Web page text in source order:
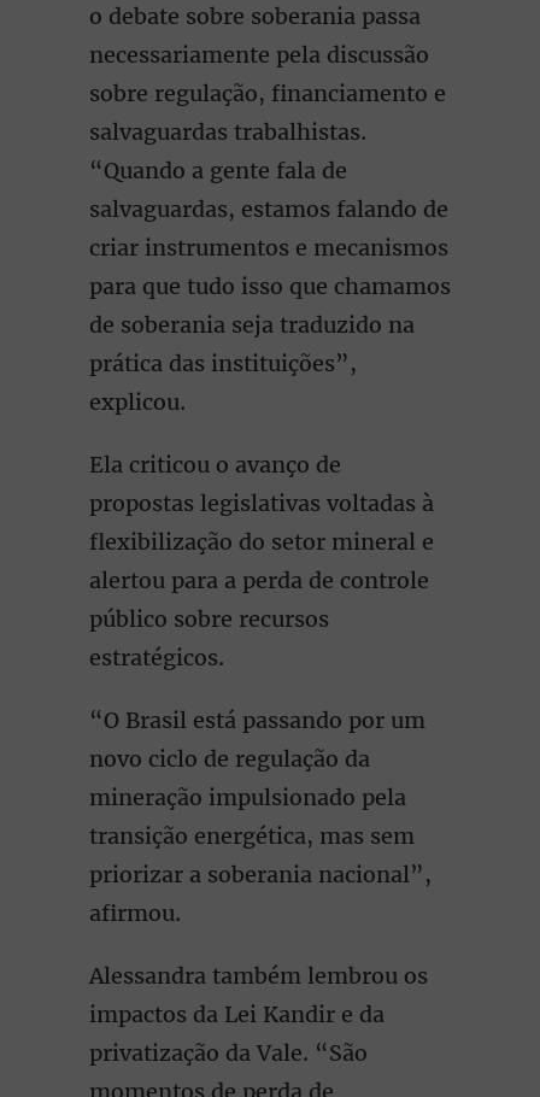
o debate sobre soberania passa
necessariamente pela discussão
sobre regulação, financiamento e
salvaguardas trabalhistas.
“Quando a gente fala de
salvaguardas, estamos falando de
criar instrumentos e mecanismos
para que tudo isso que chamamos
de soberania seja traduzido na
prática das instituições”,
explicou.
Ela criticou o avanço de
propostas legislativas voltadas à
flexibilização do setor mineral e
alertou para a perda de controle
público sobre recursos
estratégicos.
“O Brasil está passando por um
novo ciclo de regulação da
mineração impulsionado pela
transição energética, mas sem
priorizar a soberania nacional”,
afirmou.
Alessandra também lembrou os
impactos da Lei Kandir e da
privatização da Vale. “São